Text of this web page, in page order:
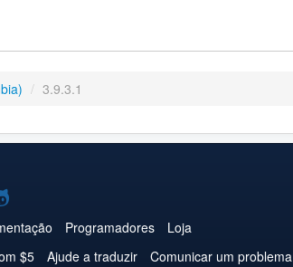
/ 3.9.3.1
Joomla!
no
GitHub
Programadores
Loja
$5 Ajude a traduzir Comunicar um problema